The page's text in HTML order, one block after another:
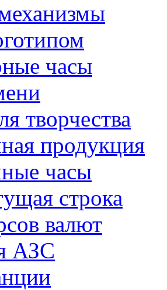
часы
творчества
продукция
часы
строка
валют
АЗС